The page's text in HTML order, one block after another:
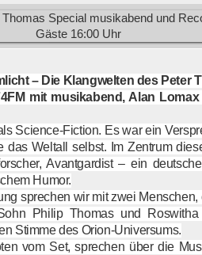
– Die Klangwelten des Peter
mit musikabend, Alan
Science-Fiction. Es war ein
das Weltall selbst. Im Zentrum
Avantgardist – ein
Humor.
sprechen wir mit zwei
Philip Thomas und
Stimme des Orion-Universums.
vom Set, sprechen über die